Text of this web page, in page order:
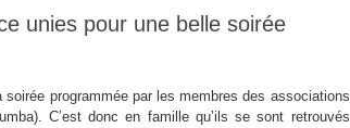
unies pour une belle soirée
programmée par les membres des associations
C’est donc en famille qu’ils se sont retrouvés